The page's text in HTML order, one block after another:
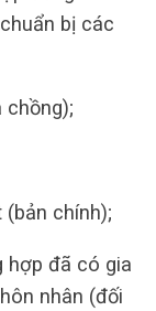
bị các
chồng);
chính);
hợp đã có gia
nhân (đối